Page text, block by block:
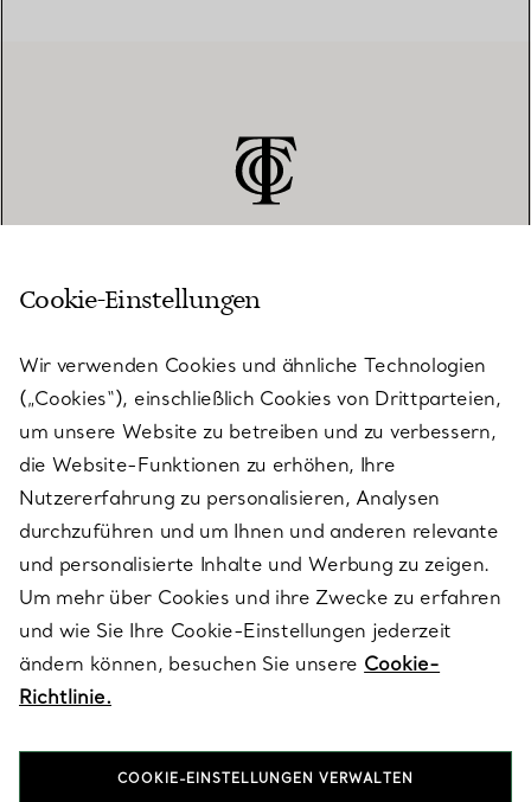
KUNDENSERVICE
SERVICES
ÜBER TIFFANY & CO.
RECHTLICHE HINWEISE
FOLGEN SIE UNS
Cookie-Einstellungen
Wir verwenden Cookies und ähnliche Technologien
(„Cookies“), einschließlich Cookies von Drittparteien,
um unsere Website zu betreiben und zu verbessern,
die Website-Funktionen zu erhöhen, Ihre
Nutzererfahrung zu personalisieren, Analysen
durchzuführen und um Ihnen und anderen relevante
und personalisierte Inhalte und Werbung zu zeigen.
Um mehr über Cookies und ihre Zwecke zu erfahren
und wie Sie Ihre Cookie-Einstellungen jederzeit
ändern können, besuchen Sie unsere Cookie-
Richtlinie.
COOKIE-EINSTELLUNGEN VERWALTEN